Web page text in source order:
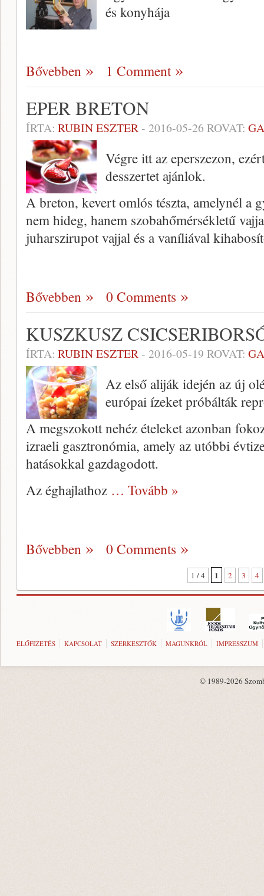
és konyhája
Bővebben 1 Comment
EPER BRETON
ÍRTA: RUBIN ESZTER- 2016-05-26 ROVAT:
Végre itt az eperszezon,
desszertet ajánlok.
A breton, kevert omlós tészta, amelynél a
nem hideg, hanem szobahőmérsékletű
juharszirupot vajjal és a vaníliával
Bővebben 0 Comments
KUSZKUSZ
ÍRTA: RUBIN ESZTER- 2016-05-19 ROVAT:
Az első aliják idején az új
európai ízeket próbálták
A megszokott nehéz ételeket azonban
izraeli gasztronómia, amely az utóbbi
hatásokkal gazdagodott.
Az éghajlathoz … Tovább »
Bővebben 0 Comments
1 / 4 1 2 3 4
ELŐFIZETÉS KAPCSOLAT SZERKESZTŐK MAGUNKRÓL IMPRESSZUM
© 1989-2026